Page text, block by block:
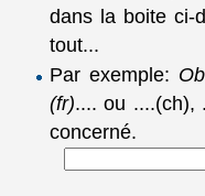
dans la boite ci-
tout...
Par exemple:
(fr).... ou ....(ch),
concerné.